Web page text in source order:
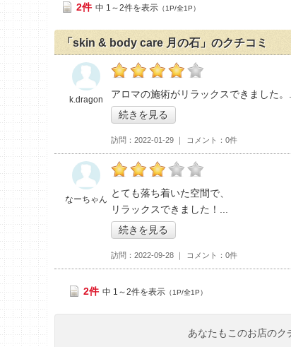
2件 中 1～2件を表示 （1P/全1P）
「skin & body care 月の石」のクチコミ
k.dragonの「skin & body care 月の石>
アロマの施術がリラックスできました。
続きを見る
訪問 2022-01-29 コメント 0件
k.dragon
なーちゃんの「skin & body care 月の
とても落ち着いた空間で、
リラックスできました！
続きを見る
訪問 2022-09-28 コメント 0件
なーちゃん
2件 中 1～2件を表示 （1P/全1P）
あなたもこのお店のク